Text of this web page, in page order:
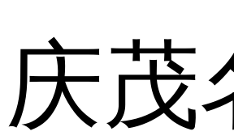
庆茂